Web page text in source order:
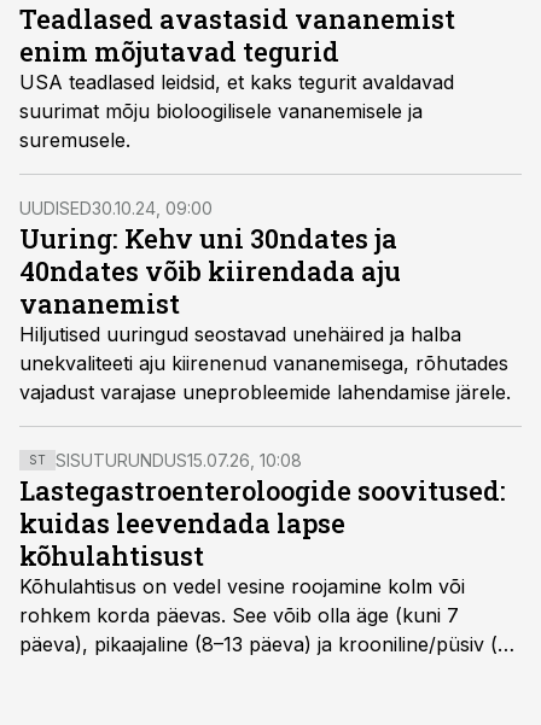
Teadlased avastasid vananemist
enim mõjutavad tegurid
USA teadlased leidsid, et kaks tegurit avaldavad
suurimat mõju bioloogilisele vananemisele ja
suremusele.
UUDISED30.10.24, 09:00
Uuring: Kehv uni 30ndates ja
40ndates võib kiirendada aju
vananemist
Hiljutised uuringud seostavad unehäired ja halba
unekvaliteeti aju kiirenenud vananemisega, rõhutades
vajadust varajase uneprobleemide lahendamise järele.
ST SISUTURUNDUS15.07.26, 10:08
Lastegastroenteroloogide soovitused:
kuidas leevendada lapse
kõhulahtisust
Kõhulahtisus on vedel vesine roojamine kolm või
rohkem korda päevas. See võib olla äge (kuni 7
päeva), pikaajaline (8–13 päeva) ja krooniline/püsiv (>